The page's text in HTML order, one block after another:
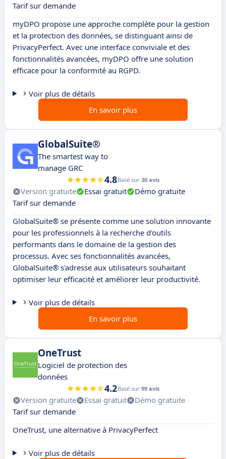
Tarif sur demande
myDPO propose une approche complète pour la gestion
et la protection des données, se distinguant ainsi de
PrivacyPerfect. Avec une interface conviviale et des
fonctionnalités avancées, myDPO offre une solution
efficace pour la conformité au RGPD.
Voir plus de détails
En savoir plus
GlobalSuite®
The smartest way to
manage GRC
4.8Basé sur 30 avis
Version gratuite Essai gratuit
Démo gratuite
Tarif sur demande
GlobalSuite® se présente comme une solution innovante
pour les professionnels à la recherche d'outils
performants dans le domaine de la gestion des
processus. Avec ses fonctionnalités avancées,
GlobalSuite® s'adresse aux utilisateurs souhaitant
optimiser leur efficacité et améliorer leur productivité.
Voir plus de détails
En savoir plus
OneTrust
Logiciel de protection des
données
4.2Basé sur 99 avis
Version gratuite Essai gratuit
Démo gratuite
Tarif sur demande
OneTrust, une alternative à PrivacyPerfect
Voir plus de détails